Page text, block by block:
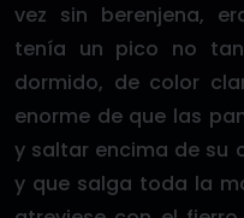
vez sin berenjena,
tenía un pico no
dormido, de color
enorme de que las
y saltar encima de su
y que salga toda la